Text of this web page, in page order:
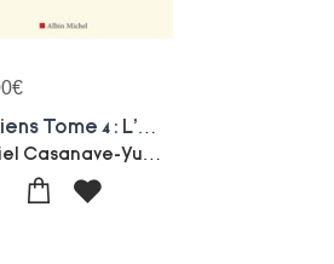
€